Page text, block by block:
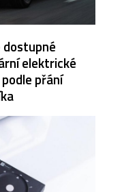
dostupné
elektrické
přání